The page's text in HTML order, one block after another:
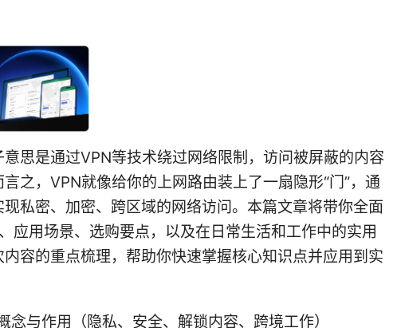
思是通过VPN等技术绕过网络限制，访问被屏蔽的内容
之，VPN就像给你的上网路由装上了一扇隐形“门”，通
私密、加密、跨区域的网络访问。本篇文章将带你全面
应用场景、选购要点，以及在日常生活和工作中的实用
容的重点梳理，帮助你快速掌握核心知识点并应用到实
念与作用（隐私、安全、解锁内容、跨境工作）